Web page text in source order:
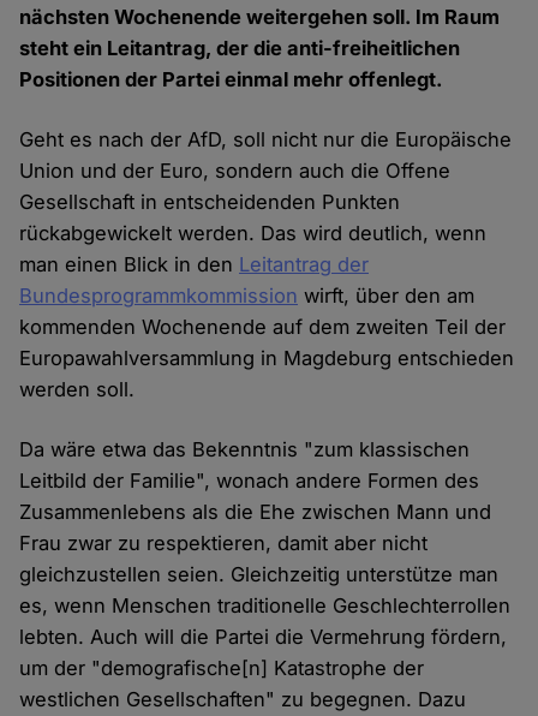
nächsten Wochenende weitergehen soll. Im Raum
steht ein Leitantrag, der die anti-freiheitlichen
Positionen der Partei einmal mehr offenlegt.
Geht es nach der AfD, soll nicht nur die Europäische
Union und der Euro, sondern auch die Offene
Gesellschaft in entscheidenden Punkten
rückabgewickelt werden. Das wird deutlich, wenn
man einen Blick in den Leitantrag der
Bundesprogrammkommission wirft, über den am
kommenden Wochenende auf dem zweiten Teil der
Europawahlversammlung in Magdeburg entschieden
werden soll.
Da wäre etwa das Bekenntnis "zum klassischen
Leitbild der Familie", wonach andere Formen des
Zusammenlebens als die Ehe zwischen Mann und
Frau zwar zu respektieren, damit aber nicht
gleichzustellen seien. Gleichzeitig unterstütze man
es, wenn Menschen traditionelle Geschlechterrollen
lebten. Auch will die Partei die Vermehrung fördern,
um der "demografische[n] Katastrophe der
westlichen Gesellschaften" zu begegnen. Dazu